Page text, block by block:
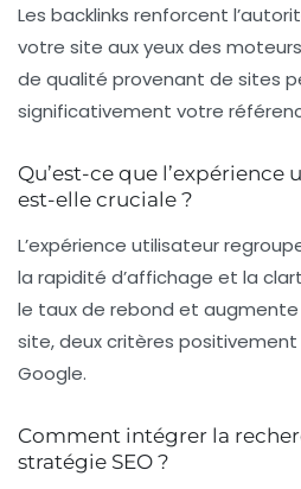
Les backlinks renforcent
votre site aux yeux des
de qualité provenant de sites
significativement votre
Qu’est-ce que
est-elle cruciale ?
L’expérience utilisateur
la rapidité d’affichage et la
le taux de rebond et
site, deux critères
Google.
Comment intégrer la
stratégie SEO ?